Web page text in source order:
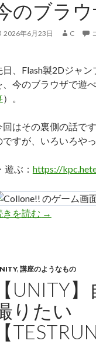
のブラ
2026年6月23日 C
日、Flash製2Dジャン
、今のブラウザで遊
）。
回はその裏側の話で
ですが、いろいろや
遊ぶ： https://
きを読む Flashゲーム
→
, 講座のようなもの
【UNITY
りたい
【